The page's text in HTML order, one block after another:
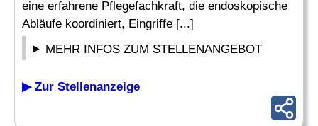
eine erfahrene Pflegefachkraft, die endoskopische
Abläufe koordiniert, Eingriffe [...]
MEHR INFOS ZUM STELLENANGEBOT
▶ Zur Stellenanzeige